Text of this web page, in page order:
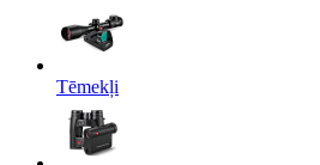
Tēmekļi